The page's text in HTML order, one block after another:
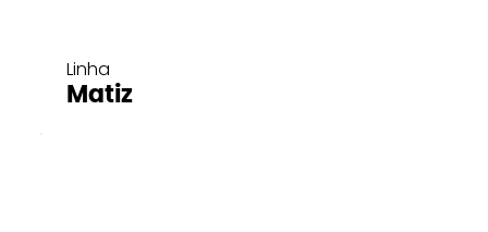
Linha
Matiz